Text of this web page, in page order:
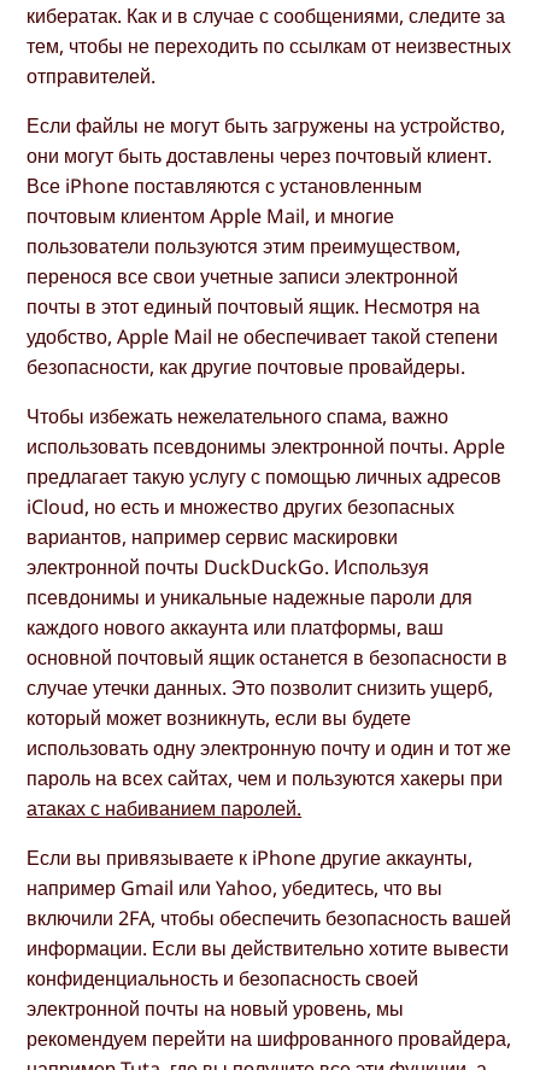
кибератак. Как и в случае с сообщениями, следите за
тем, чтобы не переходить по ссылкам от неизвестных
отправителей.
Если файлы не могут быть загружены на устройство,
они могут быть доставлены через почтовый клиент.
Все iPhone поставляются с установленным
почтовым клиентом Apple Mail, и многие
пользователи пользуются этим преимуществом,
перенося все свои учетные записи электронной
почты в этот единый почтовый ящик. Несмотря на
удобство, Apple Mail не обеспечивает такой степени
безопасности, как другие почтовые провайдеры.
Чтобы избежать нежелательного спама, важно
использовать псевдонимы электронной почты. Apple
предлагает такую услугу с помощью личных адресов
iCloud, но есть и множество других безопасных
вариантов, например сервис маскировки
электронной почты DuckDuckGo. Используя
псевдонимы и уникальные надежные пароли для
каждого нового аккаунта или платформы, ваш
основной почтовый ящик останется в безопасности в
случае утечки данных. Это позволит снизить ущерб,
который может возникнуть, если вы будете
использовать одну электронную почту и один и тот же
пароль на всех сайтах, чем и пользуются хакеры при
атаках с набиванием паролей.
Если вы привязываете к iPhone другие аккаунты,
например Gmail или Yahoo, убедитесь, что вы
включили 2FA, чтобы обеспечить безопасность вашей
информации. Если вы действительно хотите вывести
конфиденциальность и безопасность своей
электронной почты на новый уровень, мы
рекомендуем перейти на шифрованного провайдера,